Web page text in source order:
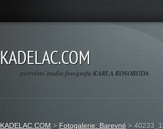
KADELAC.COM
portrétní studio fotografa KARLA KOSOBUDA
KADELAC.COM > Fotogalerie: Barevné >